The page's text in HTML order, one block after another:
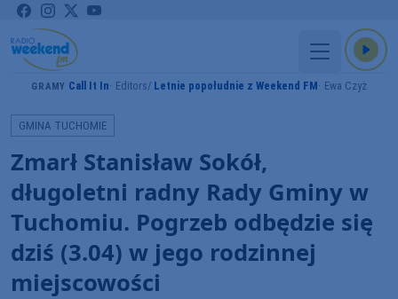
GRAMY Call It In Editors Letnie popołudnie z Weekend FM Ewa Czyż
GMINA TUCHOMIE
Zmarł Stanisław Sokół,
długoletni radny Rady Gminy w
Tuchomiu. Pogrzeb odbędzie się
dziś (3.04) w jego rodzinnej
miejscowości